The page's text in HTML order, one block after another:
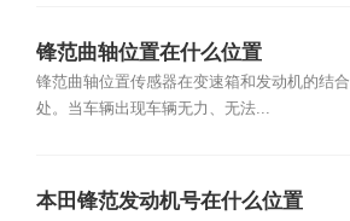
锋范曲轴位置在什么位置
锋范曲轴位置传感器在变速箱和发动机的结合
处。当车辆出现车辆无力、无法...
本田锋范发动机号在什么位置